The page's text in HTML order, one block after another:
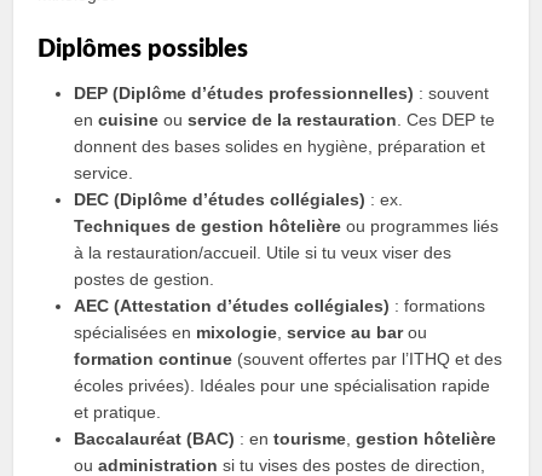
Diplômes possibles
DEP (Diplôme d’études professionnelles) : souvent
encuisine ouservice de la restauration . Ces DEP te
donnent des bases solides en hygiène, préparation et
service.
DEC (Diplôme d’études collégiales) : ex.
Techniques de gestion hôtelière ou programmes liés
à la restauration/accueil. Utile si tu veux viser des
postes de gestion.
AEC (Attestation d’études collégiales) : formations
spécialisées en mixologie ,service au barou
formation continue (souvent offertes par l’ITHQ et des
écoles privées). Idéales pour une spécialisation rapide
et pratique.
Baccalauréat (BAC) : entourisme ,gestion hôtelière
ouadministration si tu vises des postes de direction,